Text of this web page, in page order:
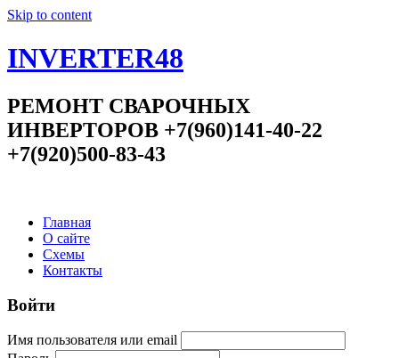
Skip to content
INVERTER48
РЕМОНТ СВАРОЧНЫХ
ИНВЕРТОРОВ +7(960)141-40-22
+7(920)500-83-43
Главная
О сайте
Схемы
Контакты
Войти
Имя пользователя или email